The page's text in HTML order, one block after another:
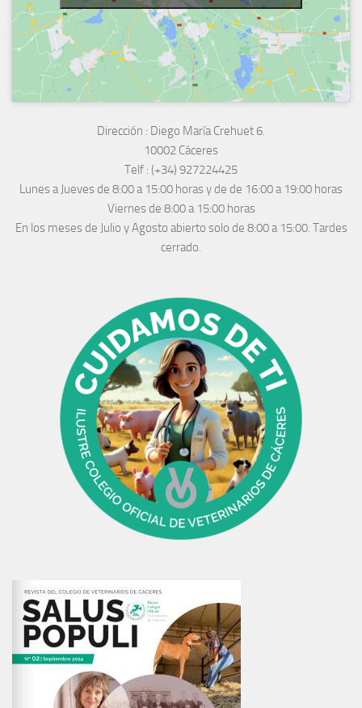
Dirección : Diego María Crehuet 6.
10002 Cáceres
Telf : (+34) 927224425
Lunes a Jueves de 8:00 a 15:00 horas y de de 16:00 a 19:00 horas
Viernes de 8:00 a 15:00 horas
En los meses de Julio y Agosto abierto solo de 8:00 a 15:00. Tardes
cerrado.